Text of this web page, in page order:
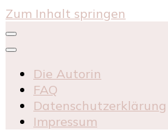
Zum Inhalt springen
Die Autorin
FAQ
Datenschutzerklärung
Impressum